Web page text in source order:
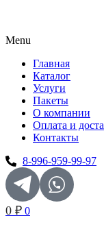
Menu
Главная
Каталог
Услуги
Пакеты
О компании
Оплата и
Контакты
8-996-959-99-97
0 ₽ 0